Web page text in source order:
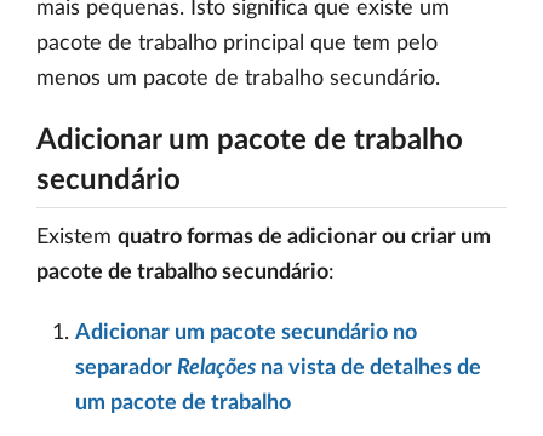
mais pequenas. Isto significa que existe um
pacote de trabalho principal que tem pelo
menos um pacote de trabalho secundário.
Adicionar um pacote de trabalho
secundário
Existem quatro formas de adicionar ou criar um
pacote de trabalho secundário:
Adicionar um pacote secundário no
separador Relações na vista de detalhes de
um pacote de trabalho